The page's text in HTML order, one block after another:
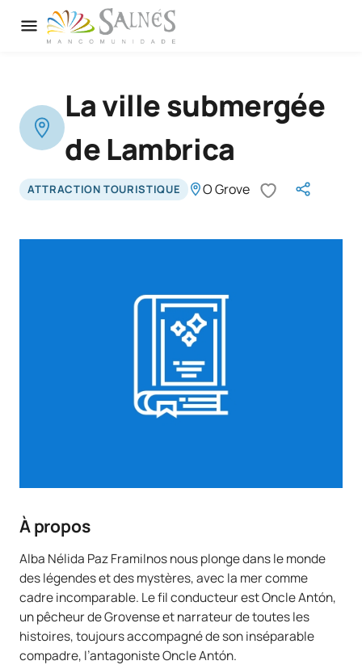
La ville submergée
de Lambrica
ATTRACTION TOURISTIQUE O Grove
À propos
Alba Nélida Paz Framilnos nous plonge dans le monde
des légendes et des mystères, avec la mer comme
cadre incomparable. Le fil conducteur est Oncle Antón,
un pêcheur de Grovense et narrateur de toutes les
histoires, toujours accompagné de son inséparable
compadre, l’antagoniste Oncle Antón.